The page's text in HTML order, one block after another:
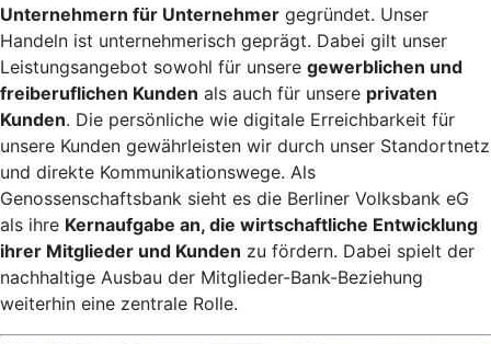
Unternehmern für Unternehmer gegründet. Unser
Handeln ist unternehmerisch geprägt. Dabei gilt unser
Leistungsangebot sowohl für unsere gewerblichen und
freiberuflichen Kunden als auch für unsere privaten
Kunden. Die persönliche wie digitale Erreichbarkeit für
unsere Kunden gewährleisten wir durch unser Standortnetz
und direkte Kommunikationswege. Als
Genossenschaftsbank sieht es die Berliner Volksbank eG
als ihre Kernaufgabe an, die wirtschaftliche Entwicklung
ihrer Mitglieder und Kunden zu fördern. Dabei spielt der
nachhaltige Ausbau der Mitglieder-Bank-Beziehung
weiterhin eine zentrale Rolle.